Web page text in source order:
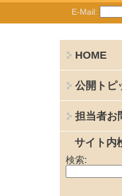
E-Mail:
HOME
公開トピ
担当者お
サイト内
検索: